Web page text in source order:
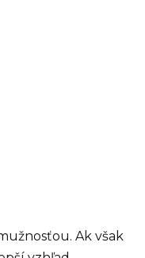
Ak však